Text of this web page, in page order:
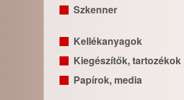
Szkenner
Kellékanyagok
Kiegészítők, tartozékok
Papírok, media